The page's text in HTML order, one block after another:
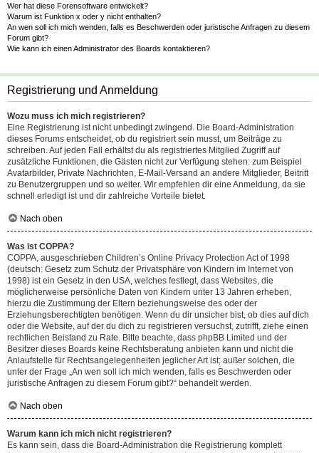
Wer hat diese Forensoftware entwickelt?
Warum ist Funktion x oder y nicht enthalten?
An wen soll ich mich wenden, falls es Beschwerden oder juristische Anfragen zu diesem
Forum gibt?
Wie kann ich einen Administrator des Boards kontaktieren?
Registrierung und Anmeldung
Wozu muss ich mich registrieren?
Eine Registrierung ist nicht unbedingt zwingend. Die Board-Administration
dieses Forums entscheidet, ob du registriert sein musst, um Beiträge zu
schreiben. Auf jeden Fall erhältst du als registriertes Mitglied Zugriff auf
zusätzliche Funktionen, die Gästen nicht zur Verfügung stehen: zum Beispiel
Avatarbilder, Private Nachrichten, E-Mail-Versand an andere Mitglieder, Beitritt
zu Benutzergruppen und so weiter. Wir empfehlen dir eine Anmeldung, da sie
schnell erledigt ist und dir zahlreiche Vorteile bietet.
Nach oben
Was ist COPPA?
COPPA, ausgeschrieben Children’s Online Privacy Protection Act of 1998
(deutsch: Gesetz zum Schutz der Privatsphäre von Kindern im Internet von
1998) ist ein Gesetz in den USA, welches festlegt, dass Websites, die
möglicherweise persönliche Daten von Kindern unter 13 Jahren erheben,
hierzu die Zustimmung der Eltern beziehungsweise des oder der
Erziehungsberechtigten benötigen. Wenn du dir unsicher bist, ob dies auf dich
oder die Website, auf der du dich zu registrieren versuchst, zutrifft, ziehe einen
rechtlichen Beistand zu Rate. Bitte beachte, dass phpBB Limited und der
Besitzer dieses Boards keine Rechtsberatung anbieten kann und nicht die
Anlaufstelle für Rechtsangelegenheiten jeglicher Art ist; außer solchen, die
unter der Frage „An wen soll ich mich wenden, falls es Beschwerden oder
juristische Anfragen zu diesem Forum gibt?“ behandelt werden.
Nach oben
Warum kann ich mich nicht registrieren?
Es kann sein, dass die Board-Administration die Registrierung komplett